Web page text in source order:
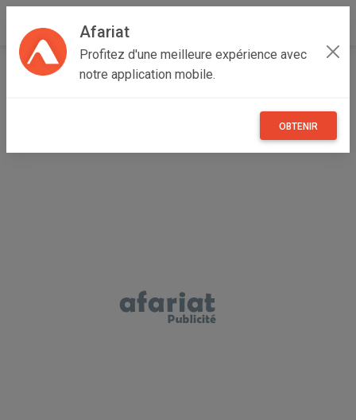
Afariat
Profitez d'une meilleure expérience avec
notre application mobile.
OBTENIR
Accueil Immobilier Cap bon - Sahel
à vendre appartement près shoes centre sahloul